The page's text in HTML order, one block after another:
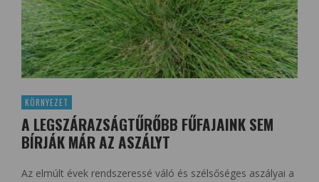
KÖRNYEZET
A LEGSZÁRAZSÁGTŰRŐBB FŰFAJAINK SEM
BÍRJÁK MÁR AZ ASZÁLYT
Az elmúlt évek rendszeressé váló és szélsőséges aszályai a